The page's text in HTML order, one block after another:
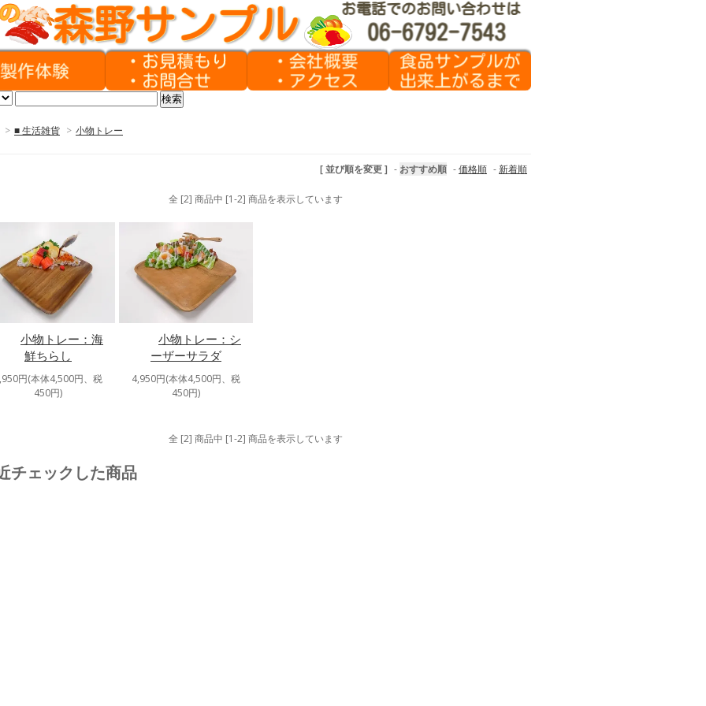
> ■ 生活雑貨 > 小物トレー
[ 並び順を変更 ] - おすすめ順 -価格順 -新着順
全 [2] 商品中 [1-2] 商品を表示しています
小物トレー：海
鮮ちらし
円(本体4,500円、税
450円)
小物トレー：シ
ーザーサラダ
4,950円(本体4,500円、税
450円)
全 [2] 商品中 [1-2] 商品を表示しています
チェックした商品